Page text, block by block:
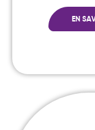
EN